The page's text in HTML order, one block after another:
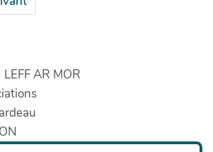
LEFF AR MOR